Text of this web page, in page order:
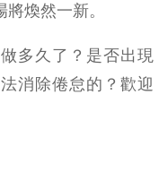
煥然一新。
多久了？是否出現
消除倦怠的？歡迎